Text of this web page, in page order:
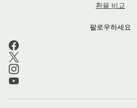
환율 비교
팔로우하세요